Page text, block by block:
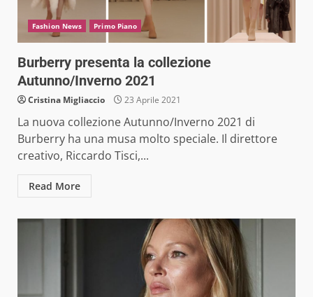
Fashion News Primo Piano
Burberry presenta la collezione
Autunno/Inverno 2021
Cristina Migliaccio 23 Aprile 2021
La nuova collezione Autunno/Inverno 2021 di
Burberry ha una musa molto speciale. Il direttore
creativo, Riccardo Tisci,...
Read More